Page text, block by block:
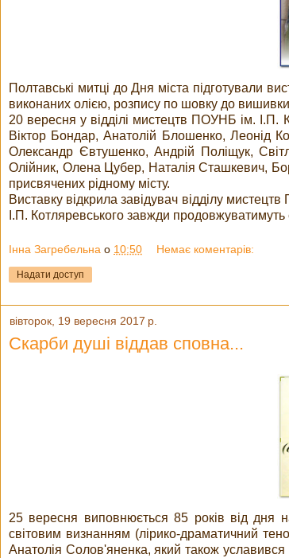
Полтавські митці до Дня міста підготували
виконаних олією, розпису по шовку до
20 вересня у відділі мистецтв ПОУНБ ім. І.П.
Віктор Бондар, Анатолій Блошенко, Леонід
Олександр Євтушенко, Андрій Поліщук,
Олійник, Олена Цубер, Наталія Сташкевич,
присвячених рідному місту.
Виставку відкрила завідувач відділу
І.П. Котляревського завжди продовжуватимуть
Інна Загребельна о 10:50 Немає коментарів:
Надати доступ
вівторок, 19 вересня 2017 р.
Скарби душі віддав сповна...
25 вересня виповнюється 85 років від дня
світовим визнанням (лірико-драматичний
Анатолія Солов'яненка, який також